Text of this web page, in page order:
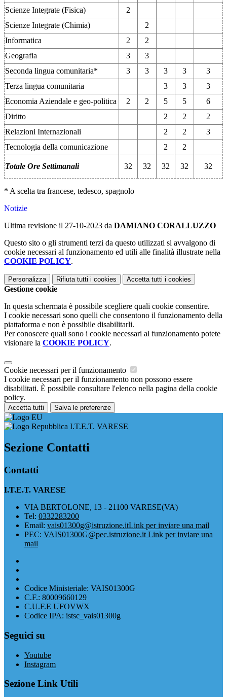
Scienze Integrate (Fisica)
2
Scienze Integrate (Chimia)
2
Informatica
2
2
Geografia
3
3
Seconda lingua comunitaria*
3 3 3 3
3
Terza lingua comunitaria
3 3
3
Economia Aziendale e geo-politica
2 2 5 5
6
Diritto
2 2
2
Relazioni Internazionali
2 2
3
Tecnologia della comunicazione
2 2
Totale Ore Settimanali 32 32 32 32 32
* A scelta tra francese, tedesco, spagnolo
Notizie
Ultima revisione il 27-10-2023 da DAMIANO CORALLUZZO
Questo sito o gli strumenti terzi da questo utilizzati si avvalgono di
cookie necessari al funzionamento ed utili alle finalità illustrate nella
COOKIE POLICY.
Personalizza Rifiuta tutti i cookies Accetta tutti i cookies
Gestione cookie
In questa schermata è possibile scegliere quali cookie consentire.
I cookie necessari sono quelli che consentono il funzionamento della
piattaforma e non è possibile disabilitarli.
Per conoscere quali sono i cookie necessari al funzionamento potete
visionare la COOKIE POLICY.
Cookie necessari per il funzionamento
I cookie necessari per il funzionamento non possono essere
disabilitati. È possibile consultare l'elenco nella pagina della cookie
policy.
Accetta tutti Salva le preferenze
I.T.E.T. VARESE
Sezione Contatti
Contatti
I.T.E.T. VARESE
VIA BERTOLONE, 13 - 21100 VARESE(VA)
Tel: 0332283200
Email: vais01300g@istruzione.itLink per inviare una mail
PEC: VAIS01300G@pec.istruzione.it Link per inviare una
mail
Codice Ministeriale: VAIS01300G
C.F.: 80009660129
C.U.F.E UFOVWX
Codice IPA: istsc_vais01300g
Seguici su
Youtube
Instagram
Sezione Link Utili